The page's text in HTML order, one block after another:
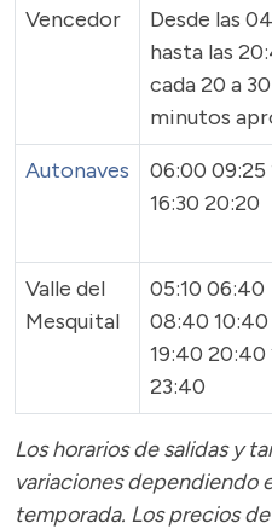
Vencedor
Desde las
hasta las
cada 20 a 30
minutos
Autonaves
06:00 09:25
16:30 20:20
Valle del
Mesquital
05:10 06:40
08:40 10:40
19:40 20:40
23:40
Los horarios de salidas y
variaciones dependiendo
temporada. Los precios